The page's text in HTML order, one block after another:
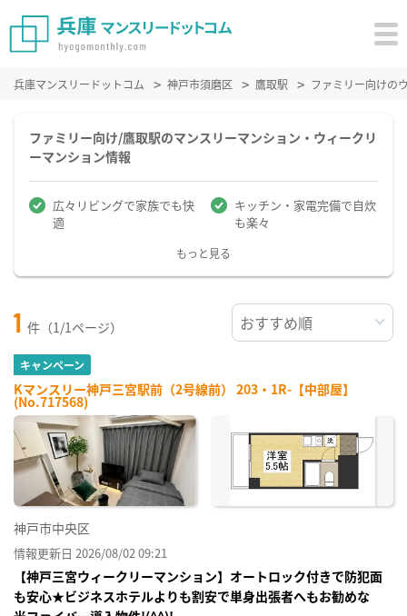
兵庫マンスリードットコム 神戸市須磨区 鷹取駅 ファミリー向けの
ファミリー向け/鷹取駅のマンスリーマンション・ウィークリ
ーマンション情報
広々リビングで家族でも快
適
キッチン・家電完備で自炊
も楽々
もっと見る
1 件（1/1ページ）
キャンペーン
Kマンスリー神戸三宮駅前（2号線前） 203・1R-【中部屋】
(No.717568)
神戸市中央区
情報更新日 2026/08/02 09:21
【神戸三宮ウィークリーマンション】オートロック付きで防犯面
も安心★ビジネスホテルよりも割安で単身出張者へもお勧めな